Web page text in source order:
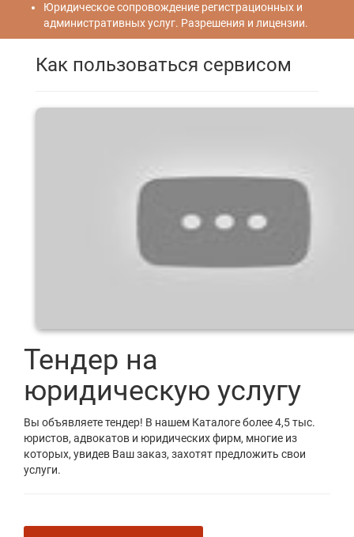
Юридическое сопровождение регистрационных и
административных услуг. Разрешения и лицензии.
Как пользоваться сервисом
Тендер на
юридическую услугу
Вы объявляете тендер! В нашем Каталоге более 4,5 тыс.
юристов, адвокатов и юридических фирм, многие из
которых, увидев Ваш заказ, захотят предложить свои
услуги.